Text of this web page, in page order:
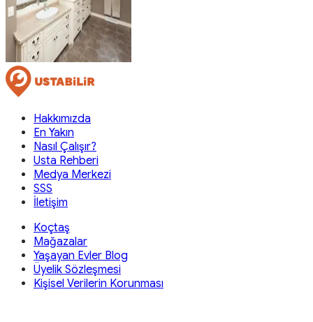
Hakkımızda
En Yakın
Nasıl Çalışır?
Usta Rehberi
Medya Merkezi
SSS
İletişim
Koçtaş
Mağazalar
Yaşayan Evler Blog
Üyelik Sözleşmesi
Kişisel Verilerin Korunması